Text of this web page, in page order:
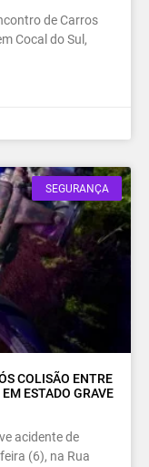
de Carros
Cocal do Sul,
SEGURANÇA
COLISÃO ENTRE
ESTADO GRAVE
acidente de
(6), na Rua